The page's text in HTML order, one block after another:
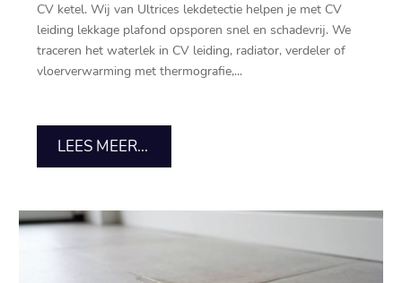
CV ketel.​ Wij van Ultrices lekdetectie helpen je met CV
leiding lekkage plafond opsporen snel en schadevrij.​ We
traceren het waterlek in CV leiding, radiator, verdeler of
vloerverwarming met thermografie,...
LEES MEER...